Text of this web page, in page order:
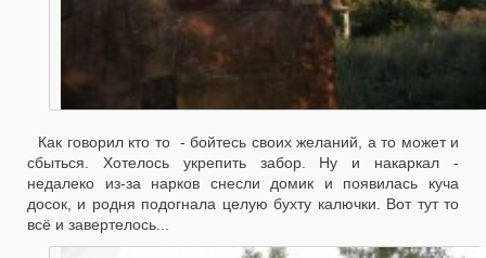
Как говорил кто то - бойтесь своих желаний, а то может и
сбыться. Хотелось укрепить забор. Ну и накаркал -
недалеко из-за нарков снесли домик и появилась куча
досок, и родня подогнала целую бухту калючки. Вот тут то
всё и завертелось...